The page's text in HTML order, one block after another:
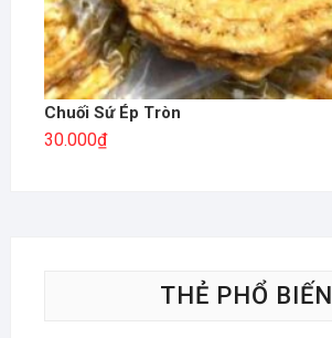
Chuối Sứ Ép Tròn
30.000₫
THẺ PHỔ BIẾN